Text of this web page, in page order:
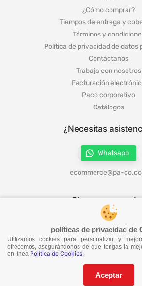
políticas de privacidad de
Utilizamos cookies para personalizar y
ofrecemos, asegurándonos de que tengas la
en línea Política de Cookies.
Aceptar
¿Cómo comprar?
Tiempos de entrega y
Términos y
Política de privacidad de datos
Contáctanos
Trabaja con nosotros
Facturación
Paco corporativo
Catálogos
¿Necesitas
Whatsapp
ecommerce@pa-
¡Síguenos en
¡No te pierdas nuestras
Suscríbete a nuestro